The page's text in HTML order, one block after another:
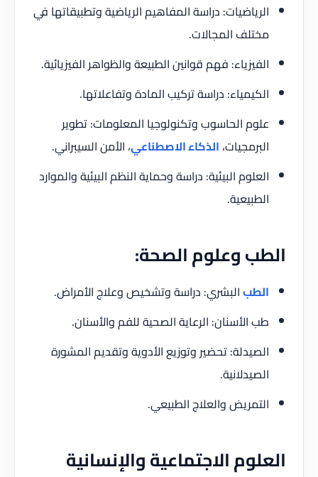
الرياضيات: دراسة المفاهيم الرياضية وتطبيقاتها في
مختلف المجالات.
الفيزياء: فهم قوانين الطبيعة والظواهر الفيزيائية.
الكيمياء: دراسة تركيب المادة وتفاعلاتها.
علوم الحاسوب وتكنولوجيا المعلومات: تطوير
البرمجيات،الذكاء الاصطناعي، الأمن السيبراني.
العلوم البيئية: دراسة وحماية النظم البيئية والموارد
الطبيعية.
الطب وعلوم الصحة:
الطبالبشري: دراسة وتشخيص وعلاج الأمراض.
طب الأسنان: الرعاية الصحية للفم والأسنان.
الصيدلة: تحضير وتوزيع الأدوية وتقديم المشورة
الصيدلانية.
التمريض والعلاج الطبيعي.
العلوم الاجتماعية والإنسانية